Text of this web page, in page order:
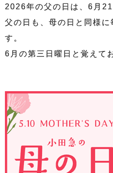
2026年の父の日は、6月21
父の日も、母の日と同様に
す。
6月の第三日曜日と覚えて